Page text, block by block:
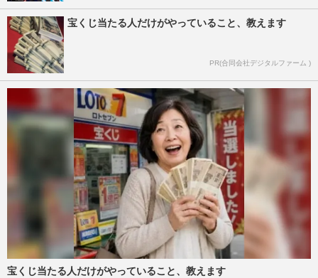
宝くじ当たる人だけがやっていること、教えます
PR(合同会社デジタルファーム )
宝くじ当たる人だけがやっていること、教えます